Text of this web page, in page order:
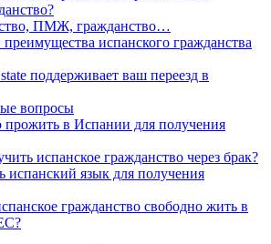
ПМЖ, гражданство…
испанского гражданства
поддерживает ваш переезд в
вопросы
прожить в Испании для получения
испанское гражданство через брак?
испанский язык для получения
гражданство свободно жить в